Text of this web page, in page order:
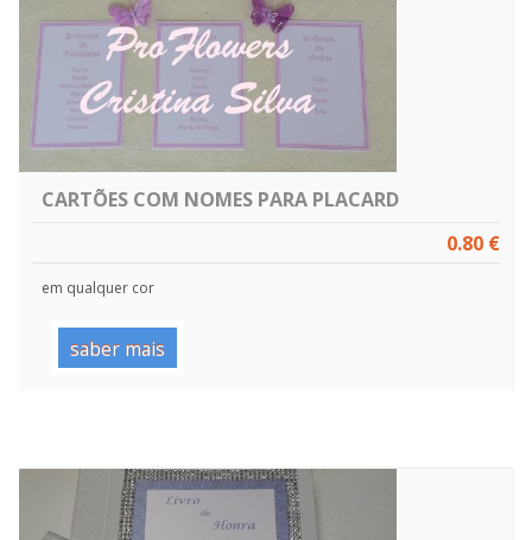
CARTÕES COM NOMES PARA PLACARD
0.80 €
em qualquer cor
saber mais